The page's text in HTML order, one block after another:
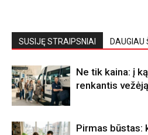
SUSIJĘ STRAIPSNIAI DAUGIAU
Ne tik kaina: į
renkantis
Pirmas būstas: